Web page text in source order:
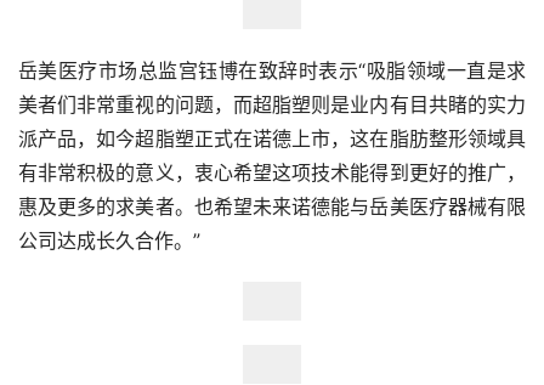
岳美医疗市场总监宫钰博在致辞时表示“吸脂领域一直是求
美者们非常重视的问题，而超脂塑则是业内有目共睹的实力
派产品，如今超脂塑正式在诺德上市，这在脂肪整形领域具
有非常积极的意义，衷心希望这项技术能得到更好的推广，
惠及更多的求美者。也希望未来诺德能与岳美医疗器械有限
公司达成长久合作。”